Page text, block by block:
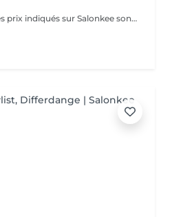
Veuillez prendre note que les prix indiqués sur Salonkee sont communiqués à titre informatif et s'entendent de base. Ces derniers sont susceptibles de varier selon le diagnostic réalisé à votre arrivée au salon et l'expertise du professionnel à qui vous confiez votre beauté. Dans tous les cas, un devis précis vous sera proposé et toutes réalisations de prestations seront effectuées avec votre accord. Un grand merci d'avance pour votre compréhension. Au plaisir de vous revoir très vite.